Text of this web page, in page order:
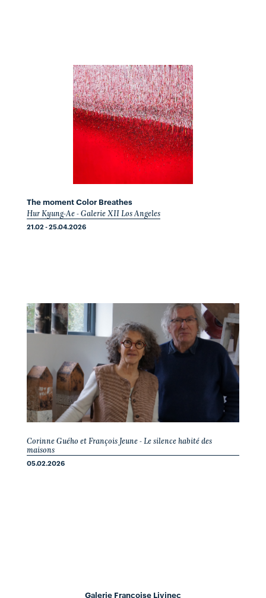
The moment Color Breathes
Hur Kyung-Ae - Galerie XII Los Angeles
21.02 - 25.04.2026
Corinne Guého et François Jeune - Le silence habité des
maisons
05.02.2026
Galerie Françoise Livinec